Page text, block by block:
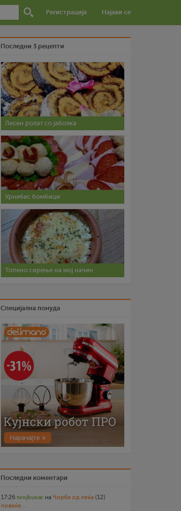
Регистрација Најави се
Последни 3 рецепти
Лесен ролат со јаболка
Урнебес бомбици
Топено сирење на мој начин
Специјална понуда
Последни коментари
17:26 tvojkuvar на Чорба од леќа (12)
повеќе...